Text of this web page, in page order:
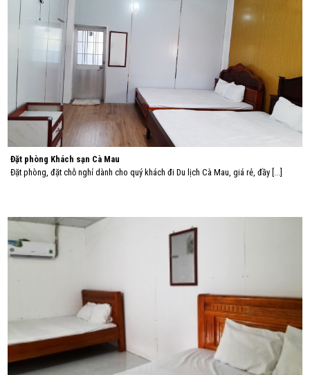
Đặt phòng Khách sạn Cà Mau
Đặt phòng, đặt chỗ nghỉ dành cho quý khách đi Du lịch Cà Mau, giá rẻ, đầy [...]